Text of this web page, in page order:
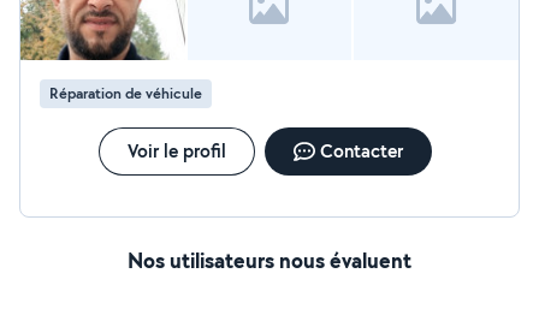
Réparation de véhicule
Voir le profil Contacter
Nos utilisateurs nous évaluent